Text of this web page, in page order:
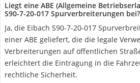
Liegt eine ABE (Allgemeine
S90-7-20-017 Spurverbreiterungen bei?
Ja, die Eibach S90-7-20-017
einer ABE geliefert, die die legale
Verbreiterungen auf öffentlichen
erleichtert die Eintragung in die
rechtliche Sicherheit.